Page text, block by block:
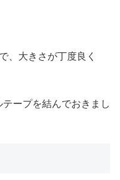
、大きさが丁度良く
ープを結んでおきまし